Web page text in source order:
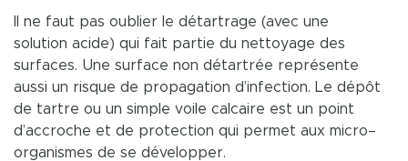
Il ne faut pas oublier le détartrage (avec une
solution acide) qui fait partie du nettoyage des
surfaces. Une surface non détartrée représente
aussi un risque de propagation d’infection. Le dépôt
de tartre ou un simple voile calcaire est un point
d’accroche et de protection qui permet aux micro–
organismes de se développer.